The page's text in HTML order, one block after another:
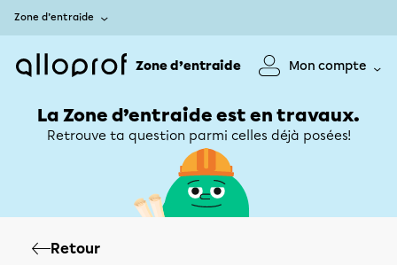
Zone d’entraide
Zone d’entraide Mon compte
La Zone d’entraide est en travaux.
Retrouve ta question parmi celles déjà posées!
Retour